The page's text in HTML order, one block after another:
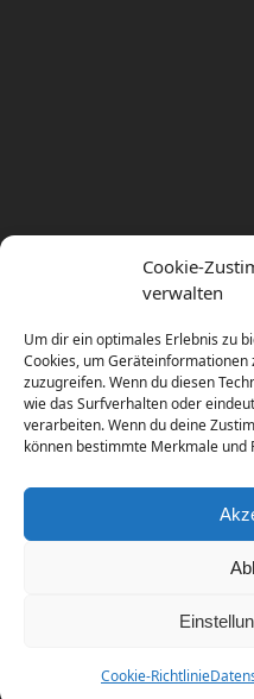
Cookie-
verwalten
Um dir ein optimales Erlebnis zu
Cookies, um
zuzugreifen. Wenn du diesen
wie das Surfverhalten oder
verarbeiten. Wenn du deine
können bestimmte Merkmale
Cookie-Richtlinie